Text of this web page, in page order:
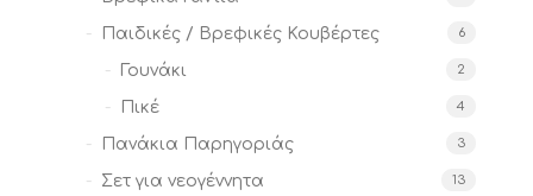
Παιδικές / Βρεφικές Κουβέρτες 6
Γουνάκι 2
Πικέ 4
Πανάκια Παρηγοριάς 3
Σετ για νεογέννητα 13